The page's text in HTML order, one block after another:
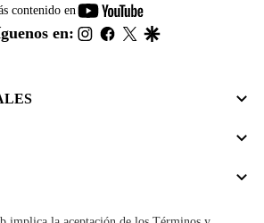
contenido en
youtube-
footer
en: instagram
facebook
twitter